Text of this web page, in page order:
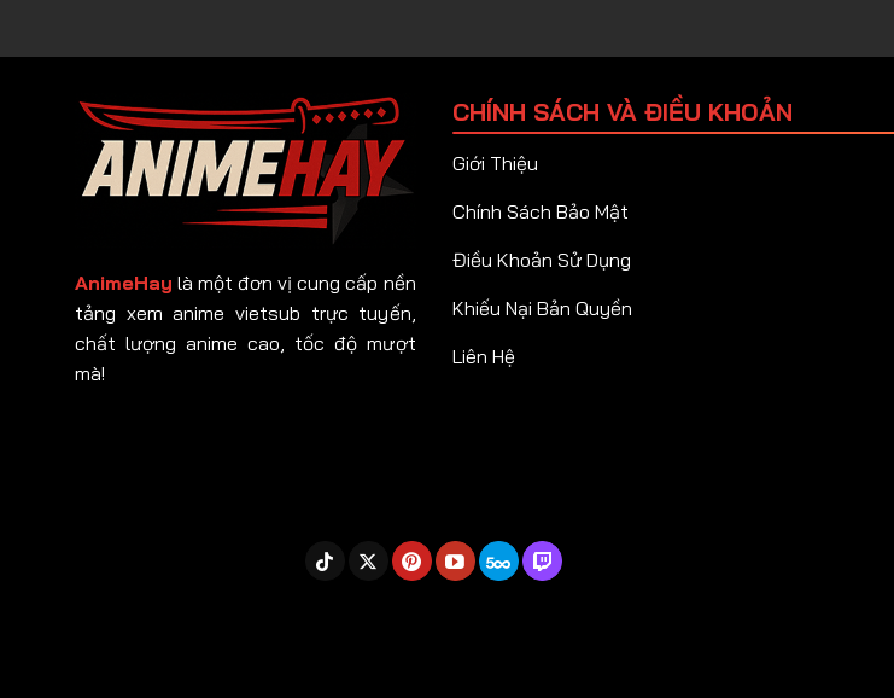
Tập 36
Tập 37
Tập 39
Tập 40
Tập 41
AnimeHay là một đơn vị cung cấp nền
tảng xem anime vietsub trực tuyến,
chất lượng anime cao, tốc độ mượt
mà!
CHÍNH SÁCH VÀ ĐIỀU KHOẢN
Giới Thiệu
Chính Sách Bảo Mật
Điều Khoản Sử Dụng
Khiếu Nại Bản Quyền
Liên Hệ